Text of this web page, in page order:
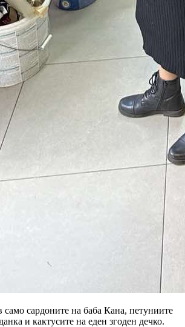
сардоните на баба Кана, петуниите
и кактусите на еден згоден дечко.